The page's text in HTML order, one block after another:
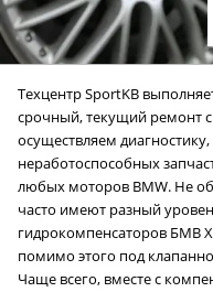
Техцентр SportKB
срочный, текущий ремонт
осуществляем
неработоспособных
любых моторов BMW. Не
часто имеют разный
гидрокомпенсаторов БМВ
помимо этого под
Чаще всего, вместе с